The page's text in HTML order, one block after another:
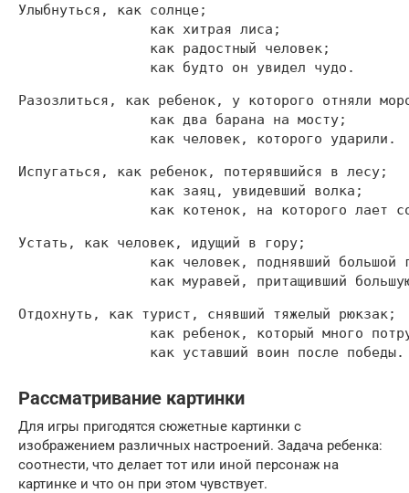
Улыбнуться, как солнце;
		как будто он увидел чудо.
Разозлиться, как ребенок, у которого отняли
		как человек, которого ударили.
Испугаться, как ребенок, потерявшийся в лесу;
как котенок, на которого лает
Устать, как человек, идущий в гору;
как муравей, притащивший
Отдохнуть, как турист, снявший тяжелый рюкзак;
		как уставший воин после победы.
Рассматривание картинки
Для игры пригодятся сюжетные картинки с
изображением различных настроений. Задача ребенка:
соотнести, что делает тот или иной персонаж на
картинке и что он при этом чувствует.